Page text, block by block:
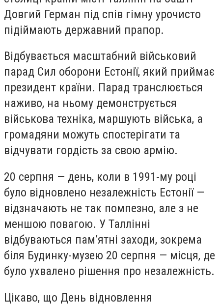
Довгий Герман під спів гімну урочисто
підіймають державний прапор.
Відбувається масштабний військовий
парад Сил оборони Естонії, який приймає
президент країни. Парад транслюється
наживо, на ньому демонструється
військова техніка, маршують війська, а
громадяни можуть спостерігати та
відчувати гордість за свою армію.
20 серпня — день, коли в 1991-му році
було відновлено незалежність Естонії —
відзначають не так помпезно, але з не
меншою повагою. У Таллінні
відбуваються пам’ятні заходи, зокрема
біля Будинку-музею 20 серпня — місця, де
було ухвалено рішення про незалежність.
Цікаво, що День відновлення